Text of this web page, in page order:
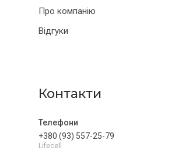
Про компанію
Відгуки
Контакти
+380 (93) 557-25-79
Lifecell